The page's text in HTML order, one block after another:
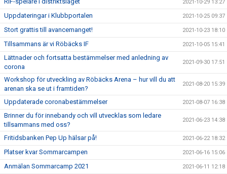
2021-10-29 13:27
Uppdateringar i Klubbportalen 2021-10-25 09:37
Stort grattis till avancemanget! 2021-10-23 18:10
Tillsammans är vi Röbäcks IF 2021-10-05 15:41
Lättnader och fortsatta bestämmelser med anledning av
corona
2021-09-30 17:51
Workshop för utveckling av Röbäcks Arena – hur vill du att
arenan ska se ut i framtiden?
2021-08-20 15:39
Uppdaterade coronabestämmelser 2021-08-07 16:38
Brinner du för innebandy och vill utvecklas som ledare
tillsammans med oss?
2021-06-23 14:38
Fritidsbanken Pep Up hälsar på! 2021-06-22 18:32
Platser kvar Sommarcampen 2021-06-16 15:06
Anmälan Sommarcamp 2021 2021-06-11 12:18